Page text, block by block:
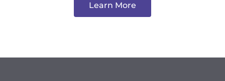
Learn More